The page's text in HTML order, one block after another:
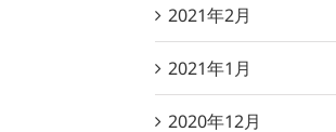
2021年2月
2021年1月
2020年12月